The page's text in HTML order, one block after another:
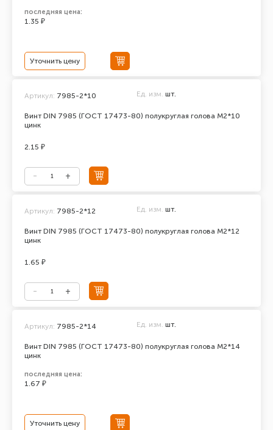
последняя цена:
1.35 ₽
Уточнить цену
Винт DIN 7985 (ГОСТ 17473-80) полукруглая голова М2*10
цинк
Артикул: 7985-2*10 Ед. изм. шт.
2.15 ₽
Винт DIN 7985 (ГОСТ 17473-80) полукруглая голова М2*12
цинк
Артикул: 7985-2*12 Ед. изм. шт.
1.65 ₽
Винт DIN 7985 (ГОСТ 17473-80) полукруглая голова М2*14
цинк
Артикул: 7985-2*14 Ед. изм. шт.
последняя цена:
1.67 ₽
Уточнить цену